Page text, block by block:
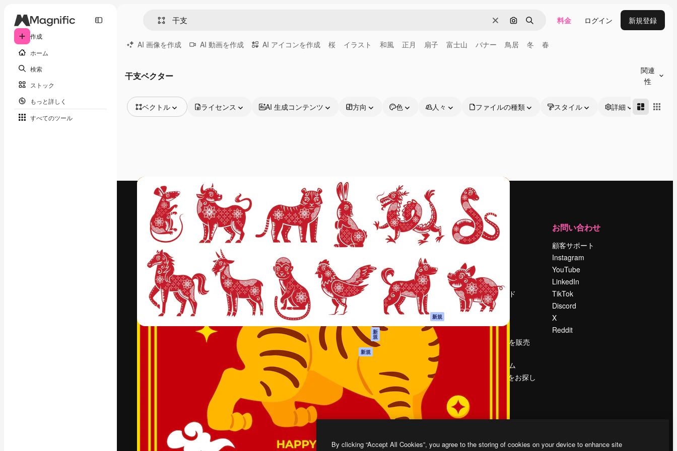
作成
ホーム
検索
ストック
もっと詳しく
すべてのツール
消去 画像で検索
検索 料金 ログイン 新規登録
AI 画像を作成 AI 動画を作成 AI アイコンを作成 桜 イラスト 和風 正月 扇子 富士山 バナー 鳥居 冬 春
干支ベクター
関連
性
ベクトル
動画
映像素材
モーショングラフィックス
動画テンプレート
アイコン
3D モデル
フォント
ライセンス AI 生成コンテンツ 方向 色 人々 ファイルの種類 スタイル 詳細
最高のクリエイティブ制作を導くためのプラ
ットフォーム。クリエイター、企業、代理
店、スタジオを含む100万人以上が利用して
います。
日本語
製品
Spaces
AI アシスタント
AI 画像生成ツール
AI 動画生成ツール
AI 音声合成ツール
ストックコンテン
Claude/ChatGPT
向けMCP
新
規
エージェント 新規
モバイルアプリ
すべてのMagnificツ
はじめに
Academy
ドキュメント
サポート
利用規約
プライバシーポリ
シー
オリジナル 新規
クッキーポリシー
トラストセンター
アフィリエイト
運営
料金
Reviews
採用情報
検索トレンド
ブログ
コンテンツを販売
プレスルーム
magnific.aiをお探し
お問い合わせ
顧客サポート
Instagram
YouTube
LinkedIn
TikTok
Discord
X
Reddit
Copyright © 2010-2026Freepik Company S.L.U.
By clicking “Accept All Cookies”, you agree to the storing of cookies on your device to enhance site